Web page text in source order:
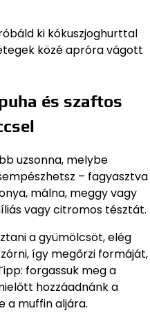
ki kókuszjoghurttal
közé apróra vágott
és szaftos
uzsonna, melybe
– fagyasztva
málna, meggy vagy
vagy citromos tésztát.
a gyümölcsöt, elég
így megőrzi formáját,
forgassuk meg a
hozzáadnánk a
a muffin aljára.